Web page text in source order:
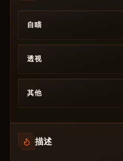
自瞄
🎯 辅助瞄准
• 静默自瞄（风险）— 静默
UnSafe）
• 静默按键 — Silent 模式独
• 静默线条 — 可视化子弹轨
• 标准自瞄（风险）— 经典
• 静默自瞄按键 — 按住瞄准
透视
👁️ 视觉效果（ESP）
• 科学家/机器人 — NPC、
• 骨骼 — 显示敌人骨骼
其他
• OmniSprint — 持枪全速奔
描述